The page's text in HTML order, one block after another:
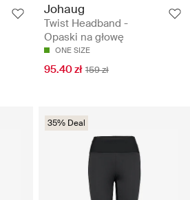
Johaug
Twist Headband -
Opaski na głowę
ONE SIZE
95.40 zł 159 zł
35% Deal